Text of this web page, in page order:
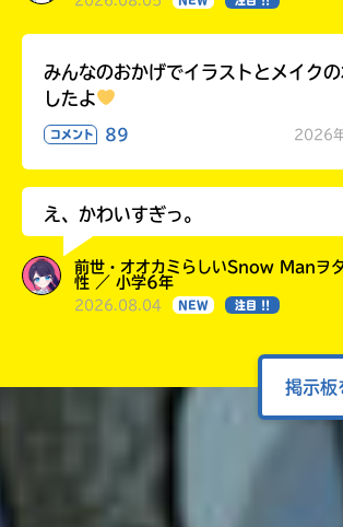
みんなのおかげでイラストとメイク
したよ
コメント 89 2026
え、かわいすぎっ。
前世・オオカミらしいSnow Manヲ
性 ／ 小学6年
2026.08.04 NEW 注目 !!
掲示板